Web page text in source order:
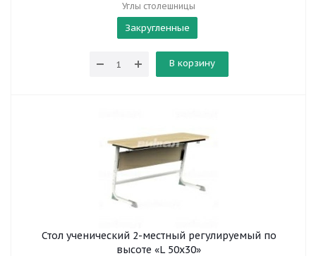
Углы столешницы
Закругленные
В корзину
Стол ученический 2-местный регулируемый по
высоте «L 50x30»